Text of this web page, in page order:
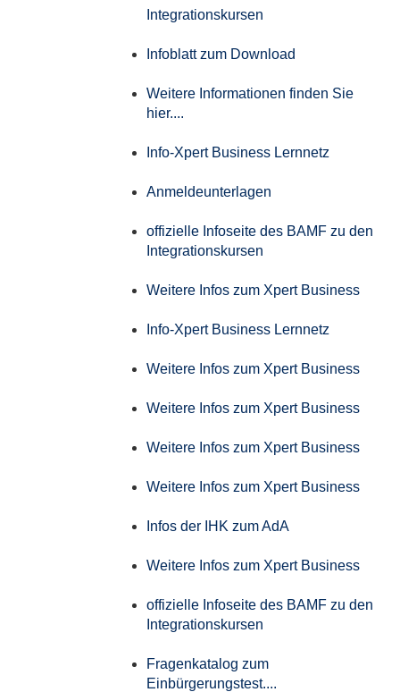
Integrationskursen
Infoblatt zum Download
Weitere Informationen finden Sie
hier....
Info-Xpert Business Lernnetz
Anmeldeunterlagen
offizielle Infoseite des BAMF zu den
Integrationskursen
Weitere Infos zum Xpert Business
Info-Xpert Business Lernnetz
Weitere Infos zum Xpert Business
Weitere Infos zum Xpert Business
Weitere Infos zum Xpert Business
Weitere Infos zum Xpert Business
Infos der IHK zum AdA
Weitere Infos zum Xpert Business
offizielle Infoseite des BAMF zu den
Integrationskursen
Fragenkatalog zum
Einbürgerungstest....